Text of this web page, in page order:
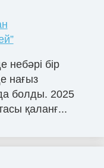
небәрі бір
нағыз
болды. 2025
қаланғ...